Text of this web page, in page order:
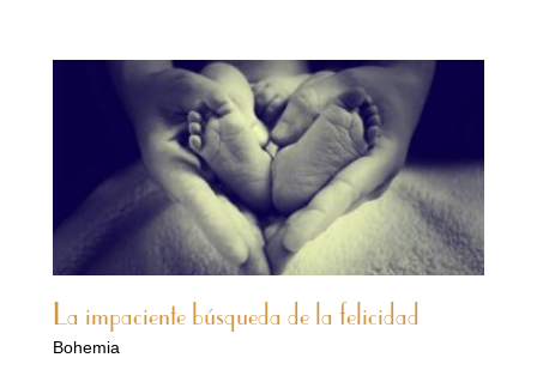
La impaciente búsqueda de la felicidad
Bohemia